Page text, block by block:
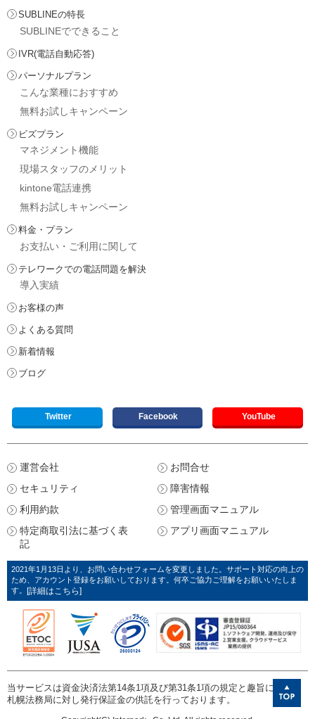
SUBLINEの特長
SUBLINEでできること
IVR(電話自動応答)
パーソナルプラン
こんな業種におすすめ
無料お試しキャンペーン
ビズプラン
マネジメント機能
現場スタッフのメリット
kintone電話連携
無料お試しキャンペーン
料金・プラン
お支払い・ご利用に関して
テレワークでの電話問題を解決
導入実績
お客様の声
よくある質問
新着情報
ブログ
Twitter Facebook YouTube
運営会社
セキュリティ
利用約款
特定商取引法に基づく表
記
お問合せ
障害情報
管理画面マニュアル
アプリ画面マニュアル
2021年1月13日より、お問い合わせフォームを変更しました。サポート対応の向上の
ため、アカウント登録をお願いしております。何卒ご協力ご理解をお願いいたしま
す。
[詳細はこちら]
当サービスは資金決済法第14条1項及び第31条1項の規定と趣旨に則り、
札幌法務局に対し発行保証金の供託を行っております。